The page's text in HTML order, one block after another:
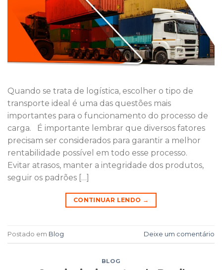
Quando se trata de logística, escolher o tipo de
transporte ideal é uma das questões mais
importantes para o funcionamento do processo de
carga. É importante lembrar que diversos fatores
precisam ser considerados para garantir a melhor
rentabilidade possível em todo esse processo.
Evitar atrasos, manter a integridade dos produtos,
seguir os padrões […]
CONTINUAR LENDO →
Postado em Blog Deixe um comentário
BLOG